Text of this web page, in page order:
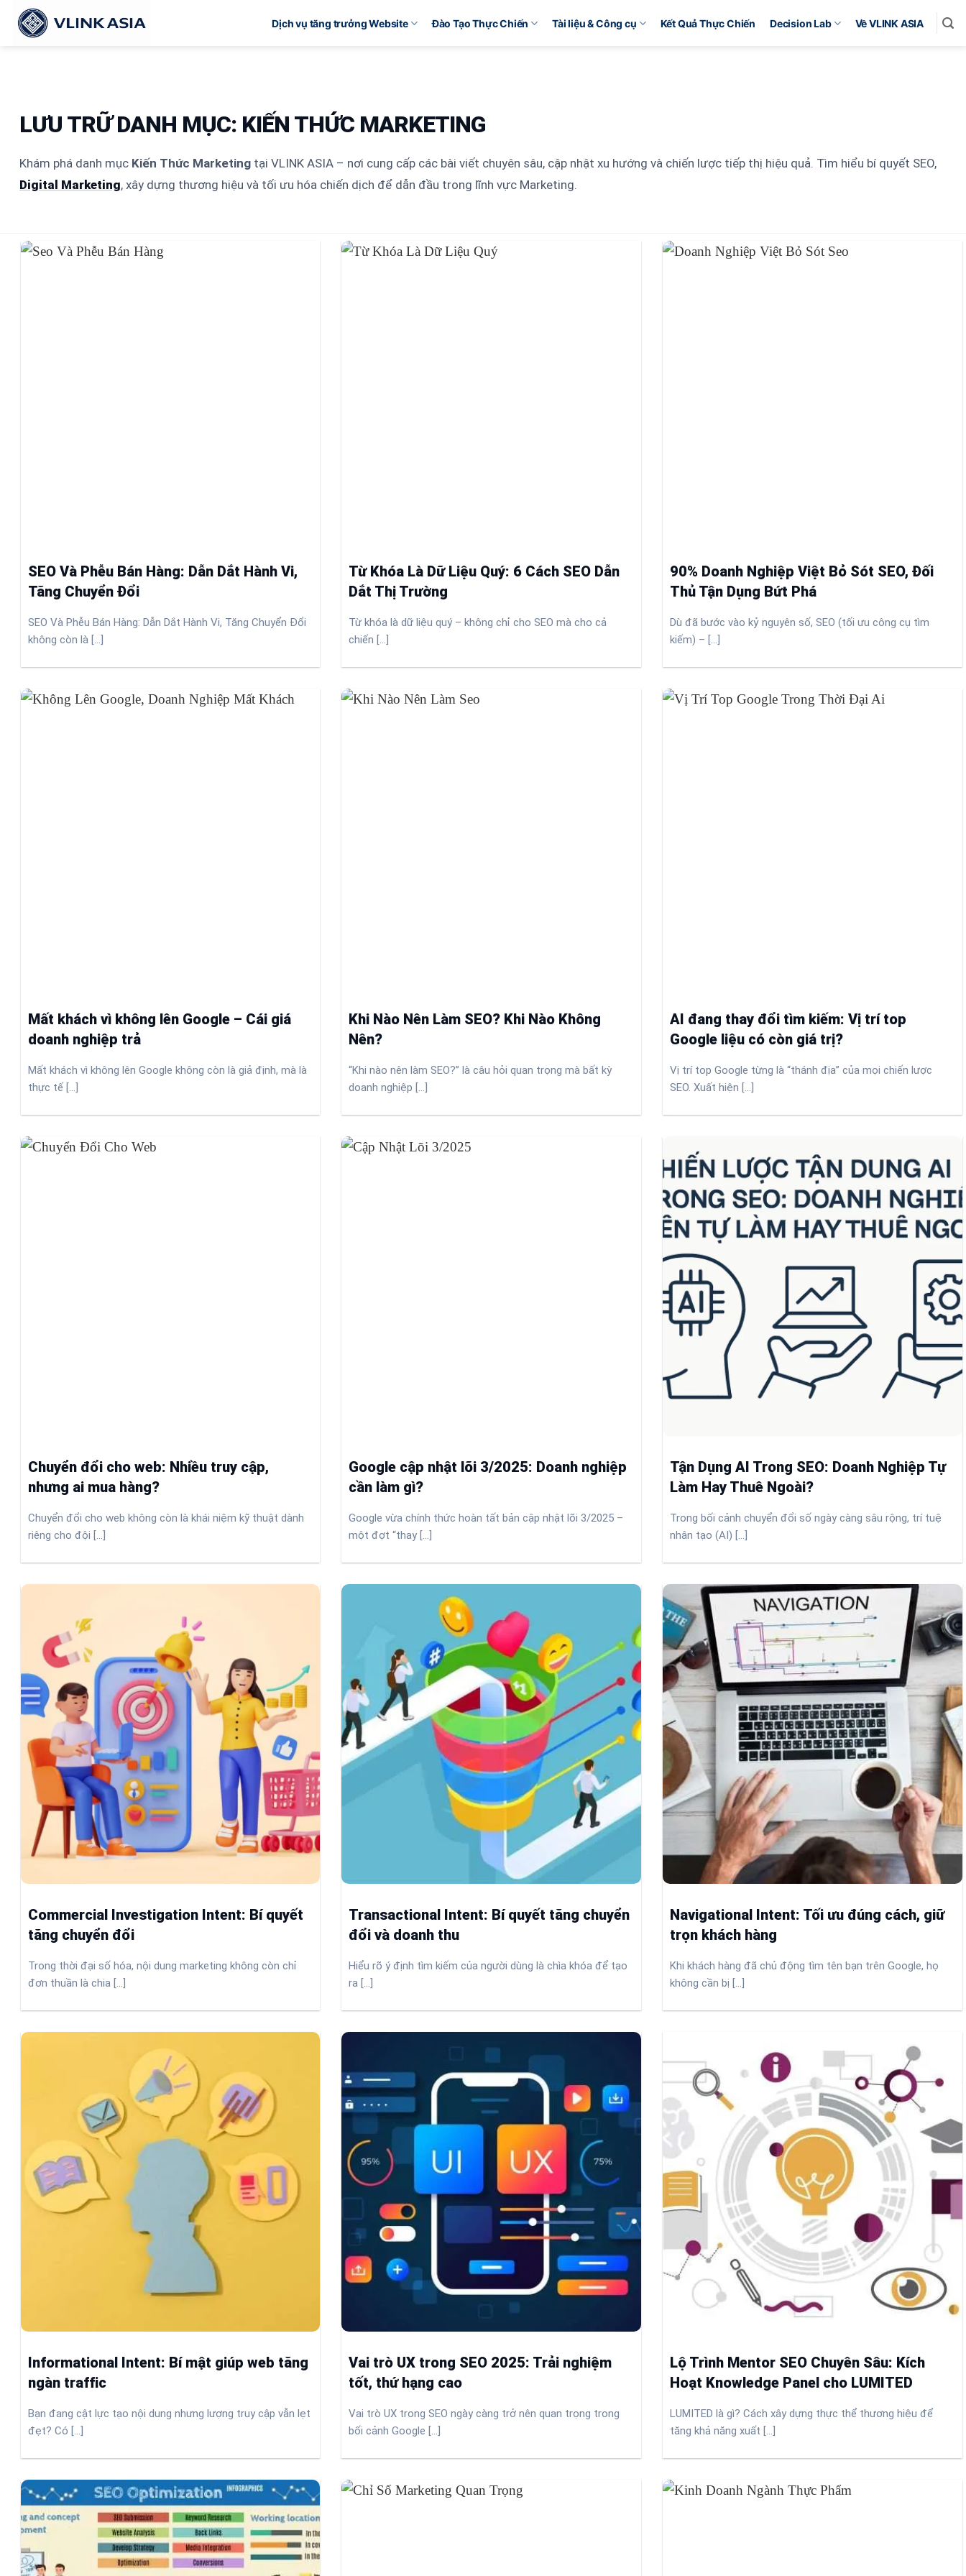
qua
Dịch vụ tăng trưởng Website Đào Tạo Thực Chiến Tài liệu & Công cụ Kết Quả Thực Chiến Decision Lab Về VLINK ASIA
LƯU TRỮ DANH MỤC: KIẾN THỨC MARKETING
Khám phá danh mục Kiến Thức Marketing tại VLINK ASIA – nơi cung cấp các bài viết chuyên sâu, cập nhật xu hướng và chiến lược tiếp thị hiệu quả. Tìm hiểu bí quyết SEO,
Digital Marketing, xây dựng thương hiệu và tối ưu hóa chiến dịch để dẫn đầu trong lĩnh vực Marketing.
SEO Và Phễu Bán Hàng: Dẫn Dắt Hành Vi,
Tăng Chuyển Đổi
SEO Và Phễu Bán Hàng: Dẫn Dắt Hành Vi, Tăng Chuyển Đổi
không còn là [...]
Từ Khóa Là Dữ Liệu Quý: 6 Cách SEO Dẫn
Dắt Thị Trường
Từ khóa là dữ liệu quý – không chỉ cho SEO mà cho cả
chiến [...]
90% Doanh Nghiệp Việt Bỏ Sót SEO, Đối
Thủ Tận Dụng Bứt Phá
Dù đã bước vào kỷ nguyên số, SEO (tối ưu công cụ tìm
kiếm) – [...]
Mất khách vì không lên Google – Cái giá
doanh nghiệp trả
Mất khách vì không lên Google không còn là giả định, mà là
thực tế [...]
Khi Nào Nên Làm SEO? Khi Nào Không
Nên?
“Khi nào nên làm SEO?” là câu hỏi quan trọng mà bất kỳ
doanh nghiệp [...]
AI đang thay đổi tìm kiếm: Vị trí top
Google liệu có còn giá trị?
Vị trí top Google từng là “thánh địa” của mọi chiến lược
SEO. Xuất hiện [...]
Chuyển đổi cho web: Nhiều truy cập,
nhưng ai mua hàng?
Chuyển đổi cho web không còn là khái niệm kỹ thuật dành
riêng cho đội [...]
Google cập nhật lõi 3/2025: Doanh nghiệp
cần làm gì?
Google vừa chính thức hoàn tất bản cập nhật lõi 3/2025 –
một đợt “thay [...]
Tận Dụng AI Trong SEO: Doanh Nghiệp Tự
Làm Hay Thuê Ngoài?
Trong bối cảnh chuyển đổi số ngày càng sâu rộng, trí tuệ
nhân tạo (AI) [...]
Commercial Investigation Intent: Bí quyết
tăng chuyển đổi
Trong thời đại số hóa, nội dung marketing không còn chỉ
đơn thuần là chia [...]
Transactional Intent: Bí quyết tăng chuyển
đổi và doanh thu
Hiểu rõ ý định tìm kiếm của người dùng là chìa khóa để tạo
ra [...]
Navigational Intent: Tối ưu đúng cách, giữ
trọn khách hàng
Khi khách hàng đã chủ động tìm tên bạn trên Google, họ
không cần bị [...]
Informational Intent: Bí mật giúp web tăng
ngàn traffic
Bạn đang cật lực tạo nội dung nhưng lượng truy cập vẫn lẹt
đẹt? Có [...]
Vai trò UX trong SEO 2025: Trải nghiệm
tốt, thứ hạng cao
Vai trò UX trong SEO ngày càng trở nên quan trọng trong
bối cảnh Google [...]
Lộ Trình Mentor SEO Chuyên Sâu: Kích
Hoạt Knowledge Panel cho LUMITED
LUMITED là gì? Cách xây dựng thực thể thương hiệu để
tăng khả năng xuất [...]